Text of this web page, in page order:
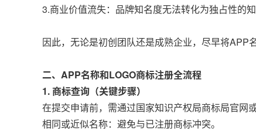
3.商业价值流失：品牌知名度无法转化为独占性的知
因此，无论是初创团队还是成熟企业，尽早将APP
二、APP名称和LOGO商标注册全流程
1. 商标查询（关键步骤）
在提交申请前，需通过国家知识产权局商标局官网
相同或近似名称：避免与已注册商标冲突。